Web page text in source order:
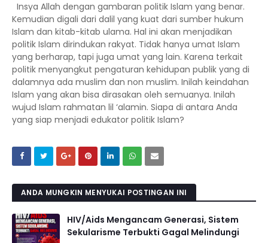
Insya Allah dengan gambaran politik Islam yang benar.
Kemudian digali dari dalil yang kuat dari sumber hukum
Islam dan kitab-kitab ulama. Hal ini akan menjadikan
politik Islam dirindukan rakyat. Tidak hanya umat Islam
yang berharap, tapi juga umat yang lain. Karena terkait
politik menyangkut pengaturan kehidupan publik yang di
dalamnya ada muslim dan non muslim. Inilah keindahan
Islam yang akan bisa dirasakan oleh semuanya. Inilah
wujud Islam rahmatan lil ‘alamin. Siapa di antara Anda
yang siap menjadi edukator politik Islam?
ANDA MUNGKIN MENYUKAI POSTINGAN INI
HIV/Aids Mengancam Generasi, Sistem
Sekularisme Terbukti Gagal Melindungi